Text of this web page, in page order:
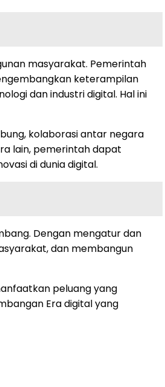
masyarakat. Pemerintah
keterampilan
dan industri digital. Hal ini
kolaborasi antar negara
lain, pemerintah dapat
di dunia digital.
Dengan mengatur dan
dan membangun
peluang yang
Era digital yang